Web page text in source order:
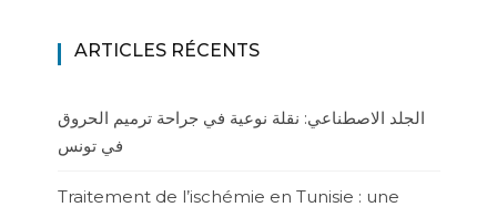
ARTICLES RÉCENTS
الجلد الاصطناعي: نقلة نوعية في جراحة ترميم الحروق
في تونس
Traitement de l’ischémie en Tunisie : une